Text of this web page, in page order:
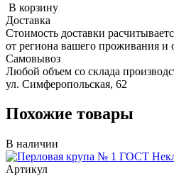
В корзину
Доставка
Стоимость доставки
от региона вашего проживания и
Самовывоз
Любой объем со склада
ул. Симферопольская, 62
Похожие товары
В наличии
Артикул